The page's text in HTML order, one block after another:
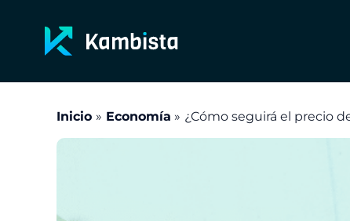
contenido
Inicio Economía ¿Cómo seguirá el precio